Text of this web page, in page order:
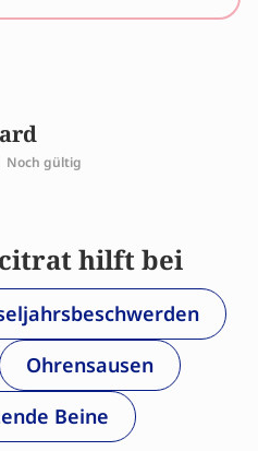
durch die Europäische
Noch gültig
hilft bei
Ohrensausen
Beine